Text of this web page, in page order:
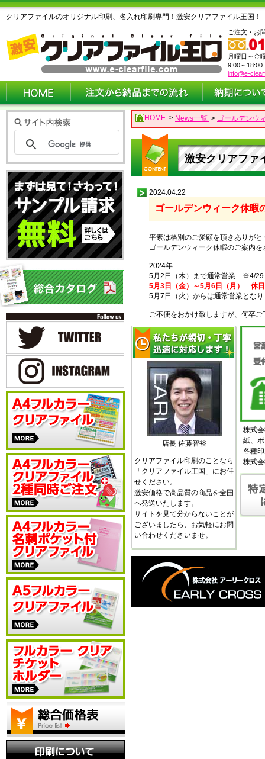
クリアファイルのオリジナル印刷、名入れ印刷専門！激安クリアファイル王国！
ご注文・お
月曜日～金
9:00～18:00
info@e-
HOME > News一覧 > ゴールデンウ
激安クリアファ
2024.04.22
ゴールデンウィーク休暇
平素は格別のご愛顧を頂きありがと
ゴールデンウィーク休暇のご案内
2024年
5月2日（木）まで通常営業 ※4/29
5月3日（金）～5月6日（月） 休日
5月7日（火）からは通常営業とな
ご不便をおかけ致しますが、何卒
店長 佐藤智裕
クリアファイル印刷のことなら
「クリアファイル王国」にお任
せください。
激安価格で高品質の商品を全国
へ発送いたします。
サイトを見て分からないことが
ございましたら、お気軽にお問
い合わせくださいませ。
株式
紙、
各種
株式